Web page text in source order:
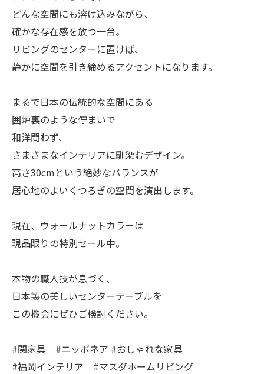
どんな空間にも溶け込みながら、
確かな存在感を放つ一台。
リビングのセンターに置けば、
静かに空間を引き締めるアクセントになります。
まるで日本の伝統的な空間にある
囲炉裏のような佇まいで
和洋問わず、
さまざまなインテリアに馴染むデザイン。
高さ30cmという絶妙なバランスが
居心地のよいくつろぎの空間を演出します。
現在、ウォールナットカラーは
現品限りの特別セール中。
本物の職人技が息づく、
日本製の美しいセンターテーブルを
この機会にぜひご検討ください。
#関家具 #ニッポネア #おしゃれな家具
#福岡インテリア #マスダホームリビング